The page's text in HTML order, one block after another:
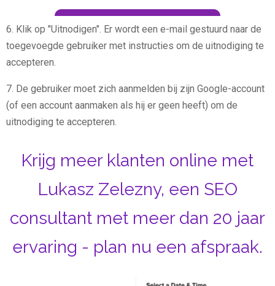
6. Klik op "Uitnodigen". Er wordt een e-mail gestuurd naar de
toegevoegde gebruiker met instructies om de uitnodiging te
accepteren.
7. De gebruiker moet zich aanmelden bij zijn Google-account
(of een account aanmaken als hij er geen heeft) om de
uitnodiging te accepteren.
Krijg meer klanten online met
Lukasz Zelezny, een SEO
consultant met meer dan 20 jaar
ervaring - plan nu een afspraak.